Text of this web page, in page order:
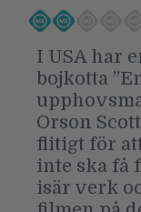
I USA har
bojkotta
Orson
flitigt för
inte ska få
isär verk